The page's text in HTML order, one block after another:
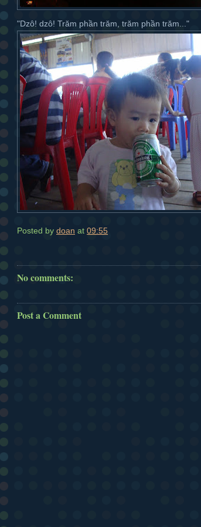
"Dzô! dzô! Trăm phần trăm, trăm phần trăm..."
Posted by doan at 09:55
No comments:
Post a Comment